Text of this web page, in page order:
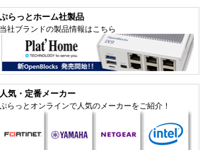
ぷらっとホーム社製品
当社ブランドの製品情報はこちら
人気・定番メーカー
ぷらっとオンラインで人気のメーカーをご紹介！